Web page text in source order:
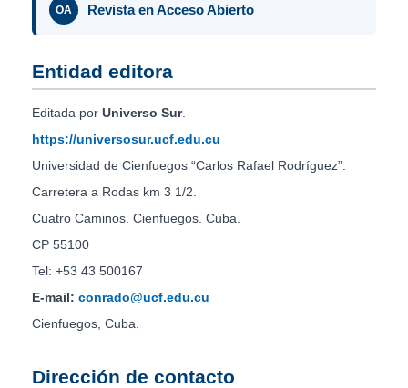
OA Revista en Acceso Abierto
Entidad editora
Editada por Universo Sur.
https://universosur.ucf.edu.cu
Universidad de Cienfuegos “Carlos Rafael Rodríguez”.
Carretera a Rodas km 3 1/2.
Cuatro Caminos. Cienfuegos. Cuba.
CP 55100
Tel: +53 43 500167
E-mail: conrado@ucf.edu.cu
Cienfuegos, Cuba.
Dirección de contacto